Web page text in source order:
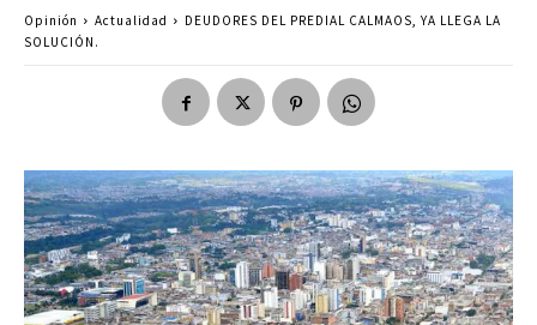
Opinión Actualidad
DEUDORES DEL PREDIAL CALMAOS, YA LLEGA LA
SOLUCIÓN.